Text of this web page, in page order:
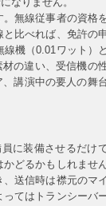
無線従事者の資格
比べれば、免許の
線機（0.01ワット）
の違い、受信機の
講演中の要人の舞
に装備させるだけ
かどるかもしれませ
送信時は襟元のマ
てはトランシーバ